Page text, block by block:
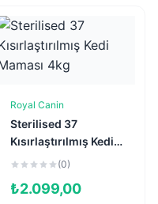
Sepete Ekle
Royal Canin
Sterilised 37
Kısırlaştırılmış Kedi
Maması 4kg
(0)
₺2.099,00